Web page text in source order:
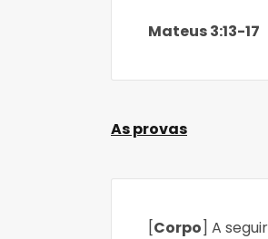
Mateus 3:13-17
As provas
[Corpo] A